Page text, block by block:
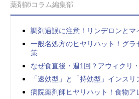
薬剤師コラム編集部
調剤過誤に注意！リンデロンとマ
一般名処方のヒヤリハット！グラ
策
なぜ食直後・週1回？アウィクリ
「速効型」と「持効型」インス
病院薬剤師ヒヤリハット！食物ア